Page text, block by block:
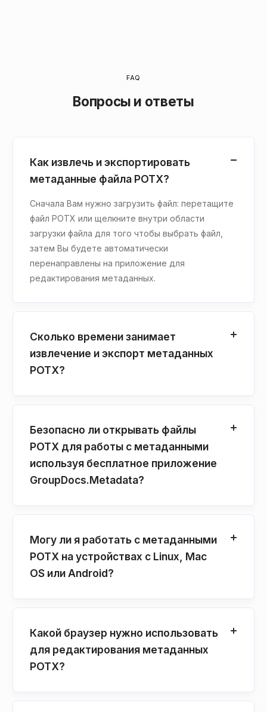
FAQ
Вопросы и ответы
Как извлечь и экспортировать
метаданные файла POTX?
Сначала Вам нужно загрузить файл: перетащите
файл POTX или щелкните внутри области
загрузки файла для того чтобы выбрать файл,
затем Вы будете автоматически
перенаправлены на приложение для
редактирования метаданных.
Сколько времени занимает
извлечение и экспорт метаданных
POTX?
Безопасно ли открывать файлы
POTX для работы с метаданными
используя бесплатное приложение
GroupDocs.Metadata?
Могу ли я работать с метаданными
POTX на устройствах с Linux, Mac
OS или Android?
Какой браузер нужно использовать
для редактирования метаданных
POTX?